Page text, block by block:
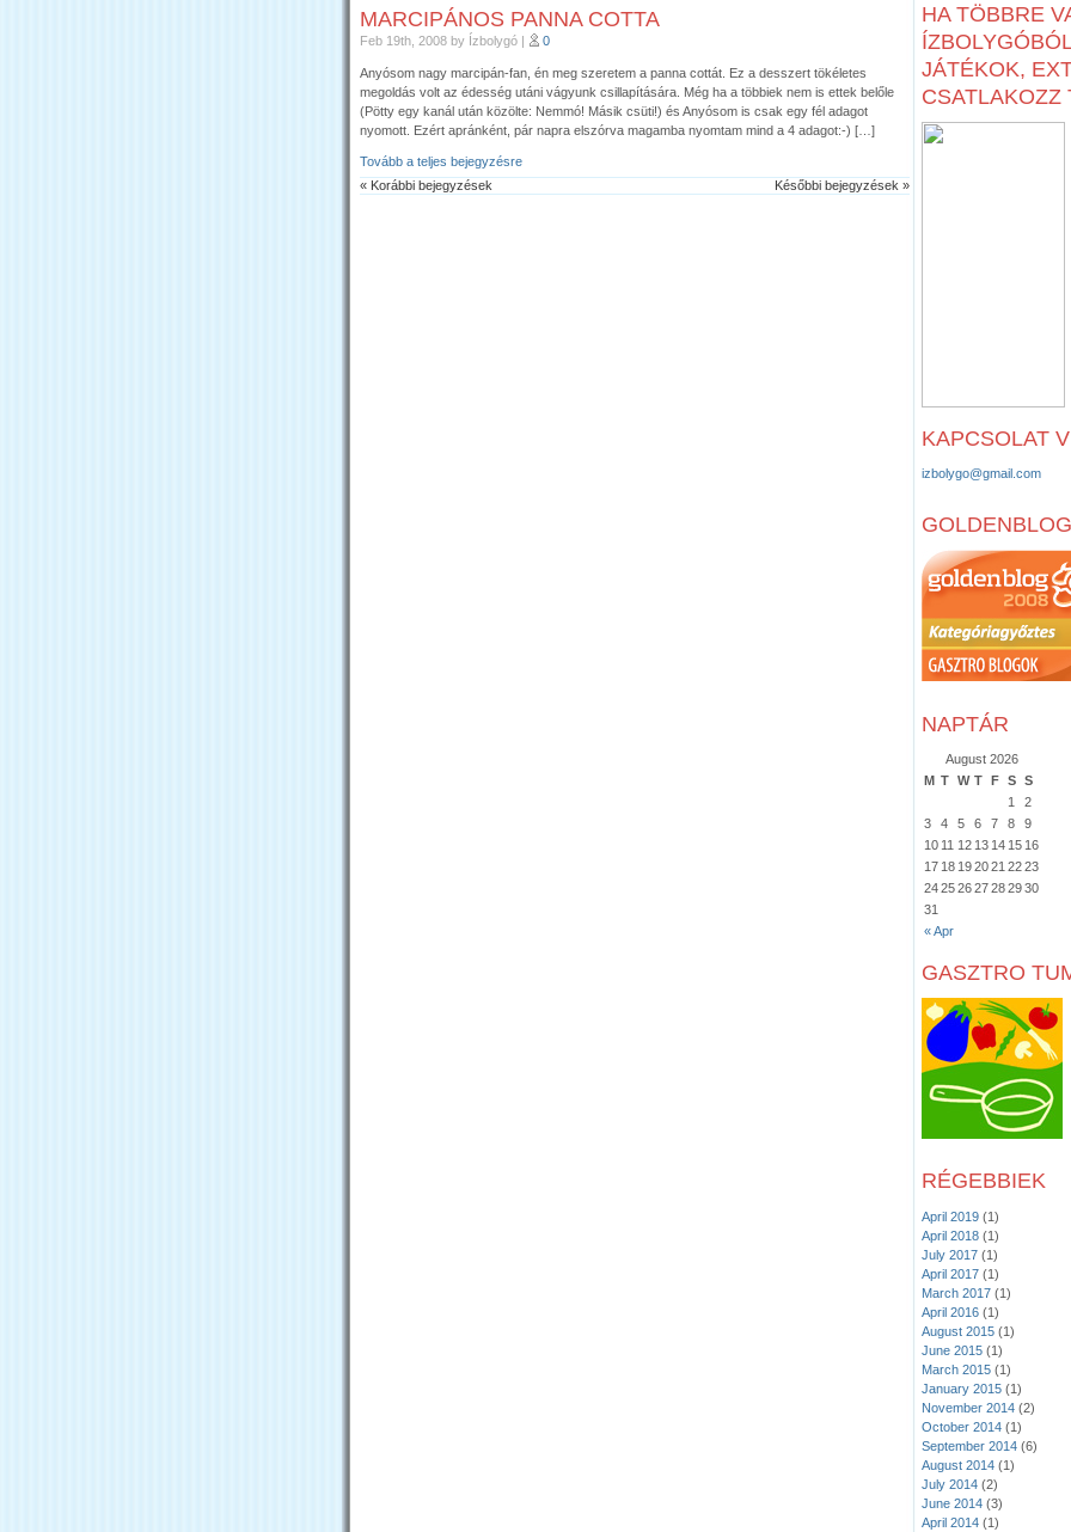
MARCIPÁNOS PANNA COTTA
Feb 19th, 2008 by Ízbolygó | 0
Anyósom nagy marcipán-fan, én meg szeretem a panna cottát. Ez a desszert tökéletes
megoldás volt az édesség utáni vágyunk csillapítására. Még ha a többiek nem is ettek belőle
(Pötty egy kanál után közölte: Nemmó! Másik csüti!) és Anyósom is csak egy fél adagot
nyomott. Ezért apránként, pár napra elszórva magamba nyomtam mind a 4 adagot:-) […]
Tovább a teljes bejegyzésre
« Korábbi bejegyzések
Későbbi bejegyzések »
HA TÖBBRE
JÁTÉKOK,
CSATLAKOZZ
KAPCSOLAT
izbolygo@gmail.com
GOLDENBLOG
NAPTÁR
August 2026
M T W T F S S
« Apr
1
2
3
4 5 6 7 8
9
10 11 12 13 14 15 16
17 18 192021 2223
24252627282930
31
GASZTRO
RÉGEBBIEK
April 2019 (1)
April 2018 (1)
July 2017 (1)
April 2017 (1)
March 2017 (1)
April 2016 (1)
August 2015 (1)
June 2015 (1)
March 2015 (1)
January 2015 (1)
November 2014 (2)
October 2014 (1)
September 2014 (6)
August 2014 (1)
July 2014 (2)
June 2014 (3)
April 2014 (1)